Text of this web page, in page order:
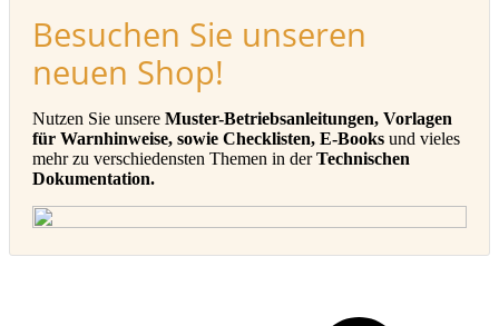
Besuchen Sie unseren
neuen Shop!
Nutzen Sie unsere Muster-Betriebsanleitungen, Vorlagen
für Warnhinweise, sowie Checklisten, E-Books und vieles
mehr zu verschiedensten Themen in derTechnischen
Dokumentation.